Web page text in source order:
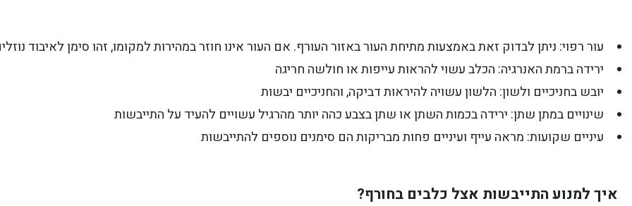
עור רפוי: ניתן לבדוק זאת באמצעות מתיחת העור באזור העורף. אם העור אינו חוזר במהירות למקומו, זהו סימן לאיבוד
ירידה ברמת האנרגיה: הכלב עשוי להראות עייפות או חולשה חריגה
יובש בחניכיים ולשון: הלשון עשויה להיראות דביקה, והחניכיים יבשות
שינויים במתן שתן: ירידה בכמות השתן או שתן בצבע כהה יותר מהרגיל עשויים להעיד על התייבשות
עיניים שקועות: מראה עייף ועיניים פחות מבריקות הם סימנים נוספים להתייבשות
איך למנוע התייבשות אצל כלבים בחורף?